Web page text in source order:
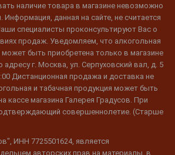
наличие товара в магазине невозможно
Информация, данная на сайте, не считается
специалисты проконсультируют Вас о
продаж. Уведомляем, что алкогольная
может быть приобретена только в магазине
адресу г. Москва, ул. Серпуховский вал, д. 5
Дистанционная продажа и доставка не
и табачная продукция может быть
кассе магазина Галерея Градусов. При
совершеннолетие. (Старше
ИНН 7725501624, является
авторских прав на материалы, в